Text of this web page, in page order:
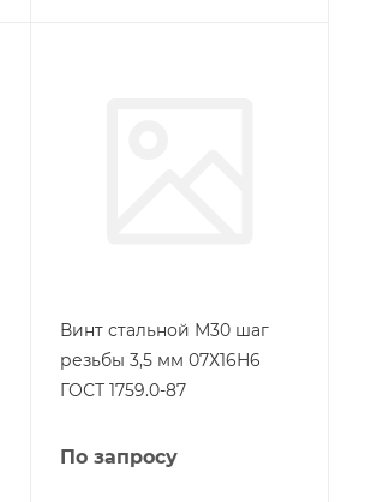
Винт стальной М30 шаг
резьбы 3,5 мм 07Х16Н6
ГОСТ 1759.0-87
По запросу